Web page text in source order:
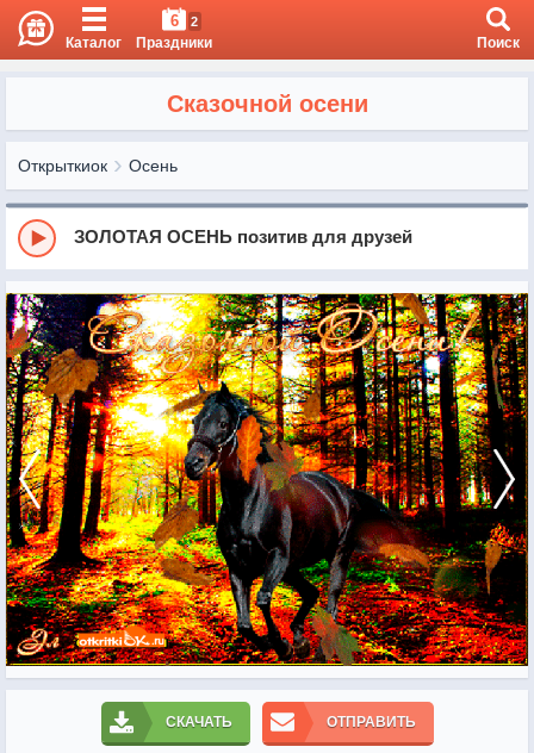
Каталог
6 2
Праздники Поиск
Сказочной осени
Открыткиок Осень
ЗОЛОТАЯ ОСЕНЬ позитив для друзей
СКАЧАТЬ ОТПРАВИТЬ